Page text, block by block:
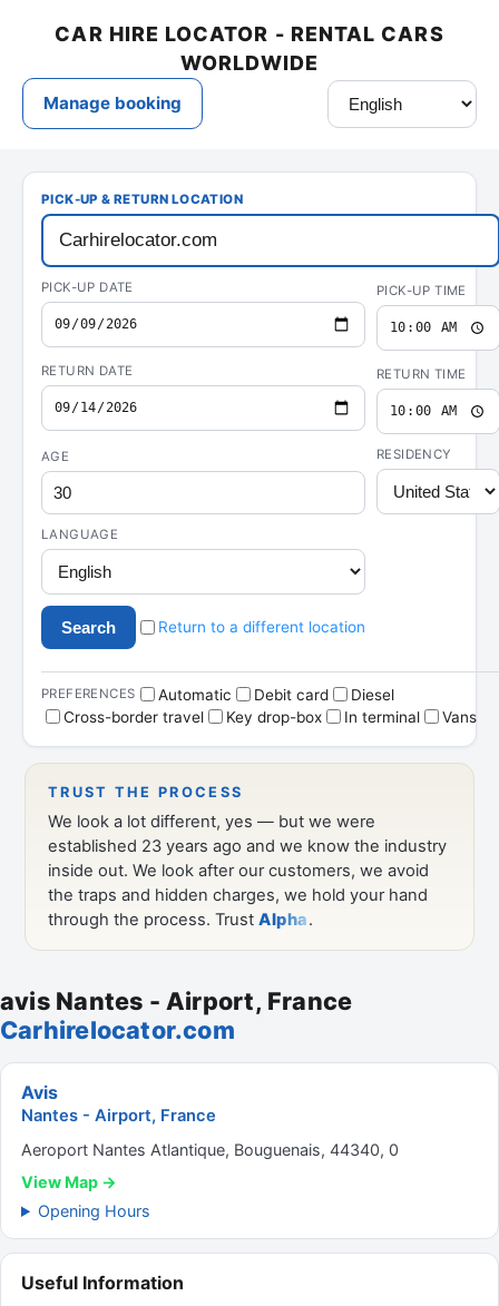
avis Nantes - Airport, France
Carhirelocator.com
Avis
Nantes - Airport, France
Aeroport Nantes Atlantique, Bouguenais, 44340, 0
View Map →
Opening Hours
Useful Information